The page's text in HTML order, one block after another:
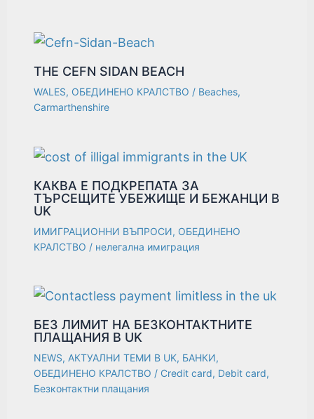
THE CEFN SIDAN BEACH
WALES, ОБЕДИНЕНО КРАЛСТВО / Beaches,
Carmarthenshire
КАКВА Е ПОДКРЕПАТА ЗА
ТЪРСЕЩИТЕ УБЕЖИЩЕ И БЕЖАНЦИ В
UK
ИМИГРАЦИОННИ ВЪПРОСИ, ОБЕДИНЕНО
КРАЛСТВО / нелегална имиграция
БЕЗ ЛИМИТ НА БЕЗКОНТАКТНИТЕ
ПЛАЩАНИЯ В UK
NEWS, АКТУАЛНИ ТЕМИ В UK, БАНКИ,
ОБЕДИНЕНО КРАЛСТВО / Credit card, Debit card,
Безконтактни плащания